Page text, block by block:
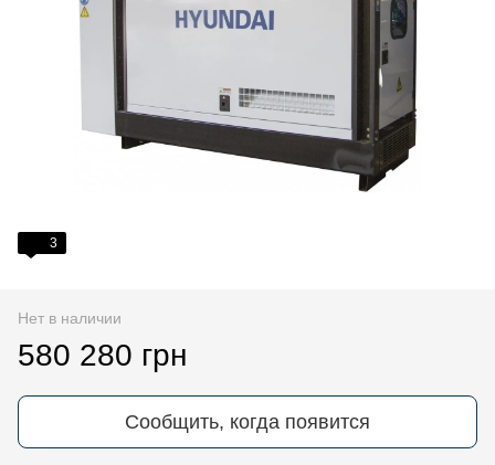
3
Нет в наличии
580 280 грн
Сообщить, когда появится